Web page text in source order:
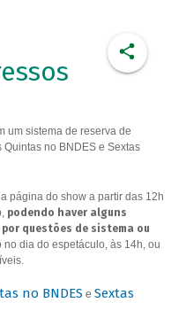
um sistema de reserva de
no BNDES e Sextas
página do show a partir das 12h
podendo haver alguns
questões de sistema ou
dia do espetáculo, às 14h, ou
no BNDES e Sextas